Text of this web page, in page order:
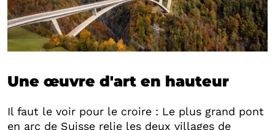
Une œuvre d'art en hauteur
Il faut le voir pour le croire : Le plus grand pont
en arc de Suisse relie les deux villages de